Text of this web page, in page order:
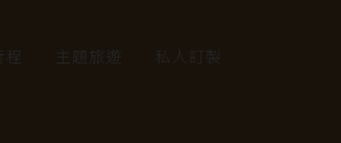
主題旅遊 私人訂製